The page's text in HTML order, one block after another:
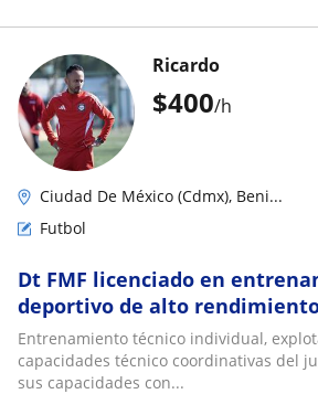
$400/h
Ricardo
Ciudad De México (Cdmx), Beni...
Futbol
Dt FMF licenciado en
deportivo de alto
Entrenamiento técnico individual,
capacidades técnico coordinativas del
sus capacidades con...